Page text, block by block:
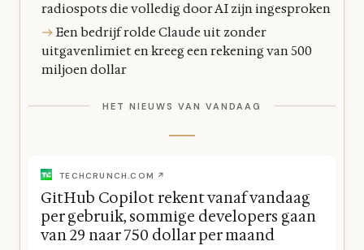
radiospots die volledig door AI zijn ingesproken
→ Een bedrijf rolde Claude uit zonder
uitgavenlimiet en kreeg een rekening van 500
miljoen dollar
HET NIEUWS VAN VANDAAG
TECHCRUNCH.COM ↗
GitHub Copilot rekent vanaf vandaag
per gebruik, sommige developers gaan
van 29 naar 750 dollar per maand